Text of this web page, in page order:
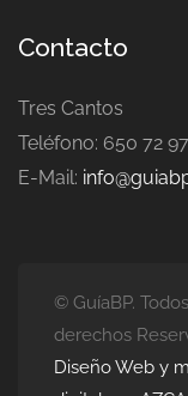
Contacto
Tres Cantos
Teléfono: 650 72
E-Mail:
© GuíaBP.
derechos
Diseño Web y